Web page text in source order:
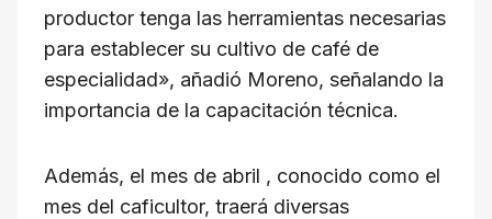
productor tenga las herramientas necesarias
para establecer su cultivo de café de
especialidad», añadió Moreno, señalando la
importancia de la capacitación técnica.
Además, el mes de abril , conocido como el
mes del caficultor, traerá diversas